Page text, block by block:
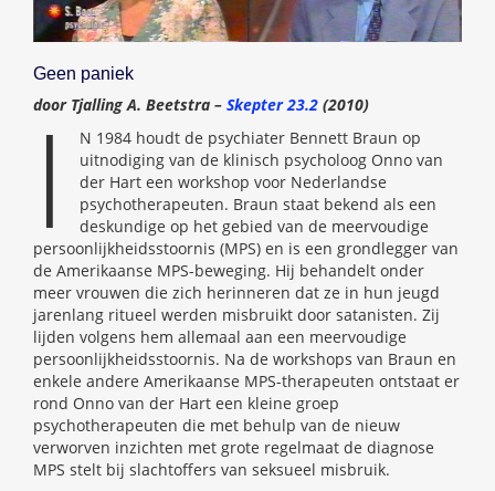
Geen paniek
door Tjalling A. Beetstra – Skepter 23.2 (2010)
I
N 1984 houdt de psychiater Bennett Braun op
uitnodiging van de klinisch psycholoog Onno van
der Hart een workshop voor Nederlandse
psychotherapeuten. Braun staat bekend als een
deskundige op het gebied van de meervoudige
persoonlijkheidsstoornis (MPS) en is een grondlegger van
de Amerikaanse MPS-beweging. Hij behandelt onder
meer vrouwen die zich herinneren dat ze in hun jeugd
jarenlang ritueel werden misbruikt door satanisten. Zij
lijden volgens hem allemaal aan een meervoudige
persoonlijkheidsstoornis. Na de workshops van Braun en
enkele andere Amerikaanse MPS-therapeuten ontstaat er
rond Onno van der Hart een kleine groep
psychotherapeuten die met behulp van de nieuw
verworven inzichten met grote regelmaat de diagnose
MPS stelt bij slachtoffers van seksueel misbruik.